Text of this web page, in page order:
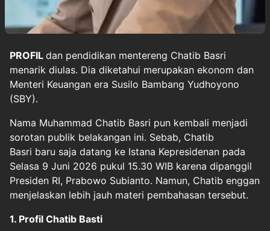
PROFIL dan pendidikan mentereng Chatib Basri
menarik diulas. Dia diketahui merupakan ekonom dan
Menteri Keuangan era Susilo Bambang Yudhoyono
(SBY).
Nama Muhammad Chatib Basri pun kembali menjadi
sorotan publik belakangan ini. Sebab, Chatib
Basri baru saja datang ke Istana Kepresidenan pada
Selasa 9 Juni 2026 pukul 15.30 WIB karena dipanggil
Presiden RI, Prabowo Subianto. Namun, Chatib enggan
menjelaskan lebih jauh materi pembahasan tersebut.
1. Profil Chatib Basti